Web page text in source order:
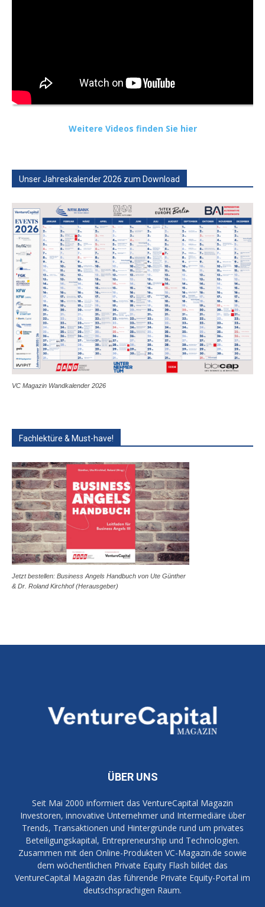
Weitere Videos finden Sie hier
Unser Jahreskalender 2026 zum Download
VC Magazin Wandkalender 2026
Fachlektüre & Must-have!
Jetzt bestellen: Business Angels Handbuch von Ute Günther
& Dr. Roland Kirchhof (Herausgeber)
ÜBER UNS
Seit Mai 2000 informiert das VentureCapital Magazin
Investoren, innovative Unternehmer und Intermediäre über
Trends, Transaktionen und Hintergründe rund um privates
Beteiligungskapital, Entrepreneurship und Technologien.
Zusammen mit den Online-Produkten VC-Magazin.de sowie
dem wöchentlichen Private Equity Flash bildet das
VentureCapital Magazin das führende Private Equity-Portal im
deutschsprachigen Raum.